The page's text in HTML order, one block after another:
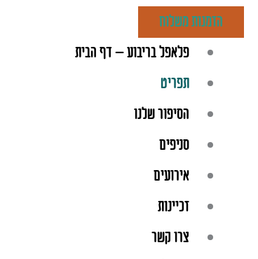
דילוג
לתוכן
הזמנות משלוח
פלאפל בריבוע – דף הבית
תפריט
הסיפור שלנו
סניפים
אירועים
זכיינות
צרו קשר